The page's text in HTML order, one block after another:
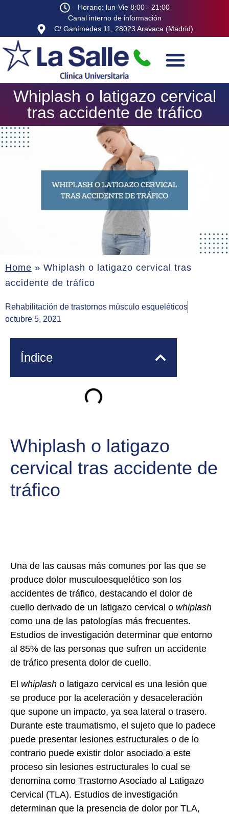
Horario: lun-Vie 8:00 - 21:00
Canal interno de información
C/ Ganímedes 11, 28023 Aravaca (Madrid)
Whiplash o latigazo cervical
tras accidente de tráfico
Home » Whiplash o latigazo cervical tras
accidente de tráfico
Rehabilitación de trastornos músculo esqueléticos
octubre 5, 2021
Índice
Whiplash o latigazo
cervical tras accidente de
tráfico
Una de las causas más comunes por las que se
produce dolor musculoesquelético son los
accidentes de tráfico, destacando el dolor de
cuello derivado de un latigazo cervical o whiplash
como una de las patologías más frecuentes.
Estudios de investigación determinar que entorno
al 85% de las personas que sufren un accidente
de tráfico presenta dolor de cuello.
El whiplash o latigazo cervical es una lesión que
se produce por la aceleración y desaceleración
que supone un impacto, ya sea lateral o trasero.
Durante este traumatismo, el sujeto que lo padece
puede presentar lesiones estructurales o de lo
contrario puede existir dolor asociado a este
proceso sin lesiones estructurales lo cual se
denomina como Trastorno Asociado al Latigazo
Cervical (TLA). Estudios de investigación
determinan que la presencia de dolor por TLA,